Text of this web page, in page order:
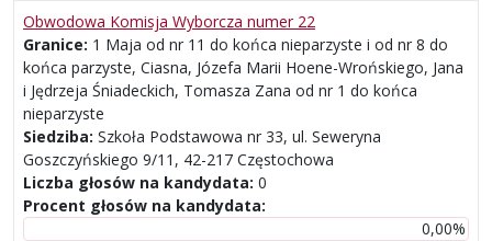
Obwodowa Komisja Wyborcza numer 22
Granice: 1 Maja od nr 11 do końca nieparzyste i od nr 8 do
końca parzyste, Ciasna, Józefa Marii Hoene-Wrońskiego, Jana
i Jędrzeja Śniadeckich, Tomasza Zana od nr 1 do końca
nieparzyste
Siedziba: Szkoła Podstawowa nr 33, ul. Seweryna
Goszczyńskiego 9/11, 42-217 Częstochowa
Liczba głosów na kandydata: 0
Procent głosów na kandydata:
0,00%